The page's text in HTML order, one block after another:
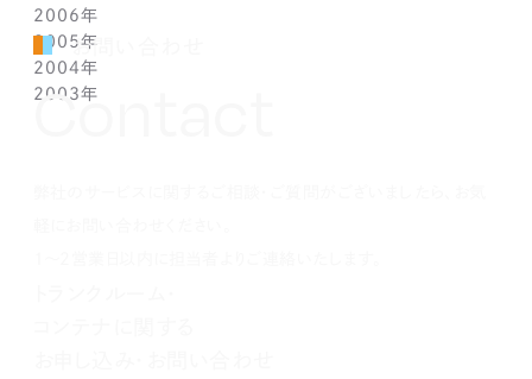
2月(1)
1月(1)
3月(1)
2月(1)
1月(1)
4月(1)
3月(1)
2月(1)
1月(1)
5月(1)
4月(1)
3月(1)
2月(1)
6月(1)
5月(1)
4月(1)
3月(1)
7月(1)
6月(1)
5月(1)
4月(1)
8月(1)
7月(1)
6月(1)
5月(1)
9月(1)
8月(1)
7月(1)
6月(1)
10月(1)
9月(1)
8月(1)
7月(1)
11月(1)
10月(1)
9月(1)
8月(1)
12月(1)
11月(1)
10月(1)
9月(1)
2006年
12月(1)
11月(1)
10月(1)
2005年
12月(1)
11月(1)
2004年
12月(1)
2003年
お問い合わせ
Contact